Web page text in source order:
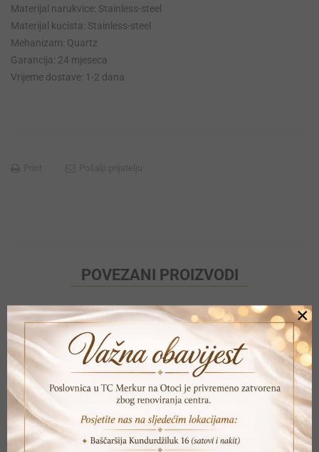
Materijal narukvice: Stainless-steel
Materijal kucista: Stainless-steel
Mehanizam: Quartz
Garancija: 24 mjeseca
Vrijeme dostave: 1-2 dana
POVEZANI PROIZVODI
×